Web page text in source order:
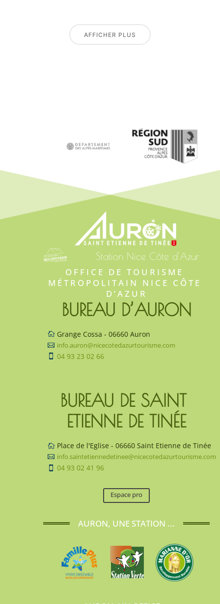
AFFICHER PLUS
Station Nice Côte d'Azur
OFFICE DE TOURISME
MÉTROPOLITAIN NICE CÔTE
D’AZUR
BUREAU D’AURON
 Grange Cossa - 06660 Auron
 info.auron@nicecotedazurtourisme.com
 04 93 23 02 66
BUREAU DE SAINT
ETIENNE DE TINÉE
 Place de l'Eglise - 06660 Saint Etienne de Tinée
 info.saintetiennedetinee@nicecotedazurtourisme.com
 04 93 02 41 96
Espace pro
AURON, UNE STATION ...